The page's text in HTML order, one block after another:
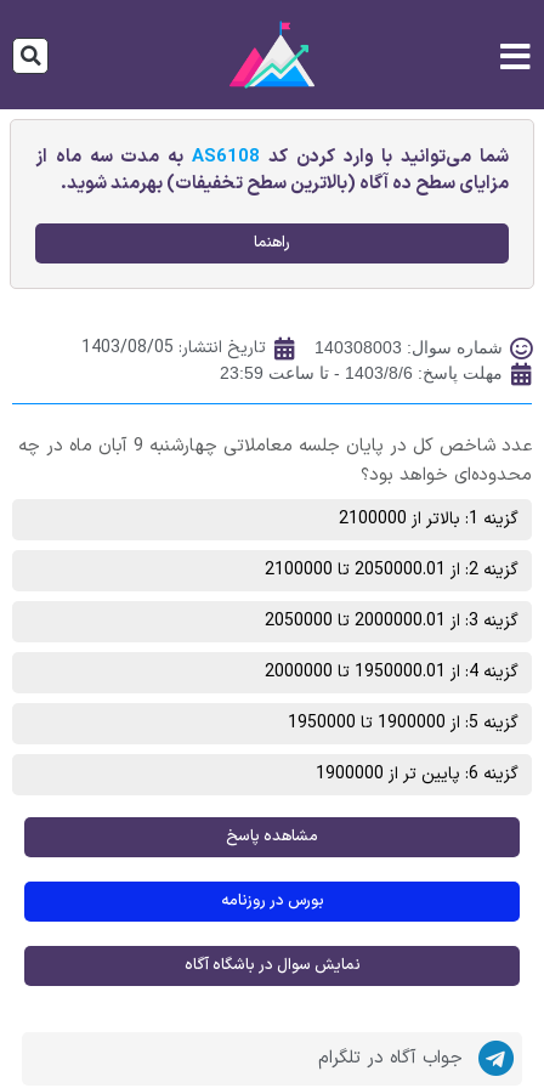
شما می‌توانید با وارد کردن کد AS6108به مدت سه ماه از
مزایای سطح ده آگاه (بالاترین سطح تخفیفات) بهرمند شوید.
راهنما
شماره سوال: 140308003 تاریخ انتشار: 1403/08/05
مهلت پاسخ: 1403/8/6 - تا ساعت 23:59
عدد شاخص کل در پایان جلسه معاملاتی چهارشنبه 9 آبان ماه در چه
محدوده‌ای خواهد بود؟
گزینه 1: بالاتر از 2100000
گزینه 2: از 2050000.01 تا 2100000
گزینه 3: از 2000000.01 تا 2050000
گزینه 4: از 1950000.01 تا 2000000
گزینه 5: از 1900000 تا 1950000
گزینه 6: پایین تر از 1900000
مشاهده پاسخ
بورس در روزنامه
نمایش سوال در باشگاه آگاه
جواب آگاه در تلگرام